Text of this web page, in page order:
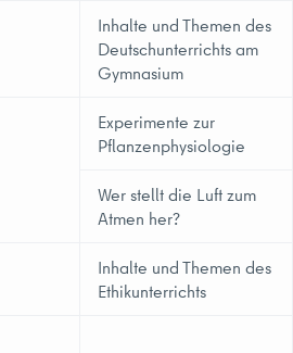
Inhalte und Themen des
Deutschunterrichts am
Gymnasium
Experimente zur
Pflanzenphysiologie
Wer stellt die Luft zum
Atmen her?
Inhalte und Themen des
Ethikunterrichts